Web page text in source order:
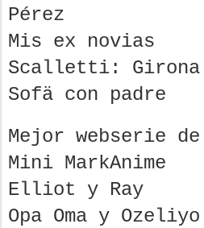
Pérez
Mis ex novias
Scalletti: Girona
Sofä con padre
Mejor webserie
Mini MarkAnime
Elliot y Ray
Opa Oma y Ozeliyo